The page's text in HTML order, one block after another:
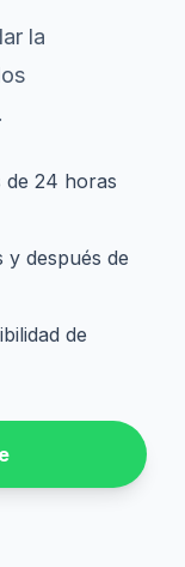
la
de 24 horas
y después de
de